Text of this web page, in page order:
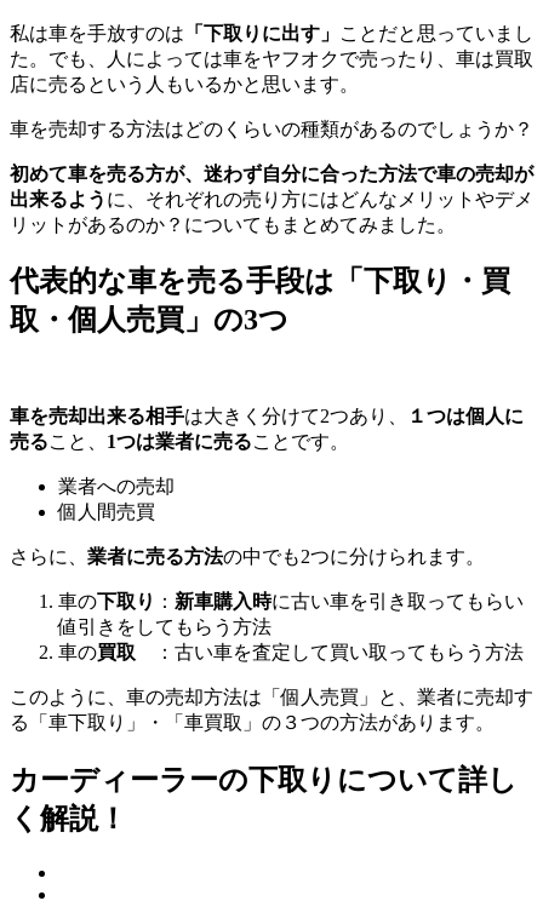
私は車を手放すのは 「下取りに出す」 ことだと思っていまし
た。でも、人によっては車をヤフオクで売ったり、車は買取
店に売るという人もいるかと思います。
車を売却する方法はどのくらいの種類があるのでしょうか？
初めて車を売る方が、迷わず自分に合った方法で車の売却が
出来るよう に、それぞれの売り方にはどんなメリットやデメ
リットがあるのか？についてもまとめてみました。
代表的な車を売る手段は「下取り・買
取・個人売買」の3つ
車を売却出来る相手は大きく分けて2つあり、
１つは個人に
売ること、 1つは業者に売ることです。
業者への売却
個人間売買
さらに、 業者に売る方法の中でも2つに分けられます。
車の下取り ： 新車購入時に古い車を引き取ってもらい
値引きをしてもらう方法
車の買取 ：古い車を査定して買い取ってもらう方法
このように、車の売却方法は「個人売買」と、業者に売却す
る「車下取り」・「車買取」の３つの方法があります。
カーディーラーの下取りについて詳し
く解説！